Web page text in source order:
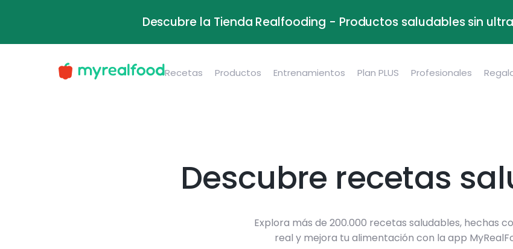
Descubre la Tienda Realfooding - Productos saludables sin
Recetas Productos Entrenamientos Plan PLUS Profesionales
Descubre recetas
Explora más de 200.000 recetas saludables, hechas
real y mejora tu alimentación con la app